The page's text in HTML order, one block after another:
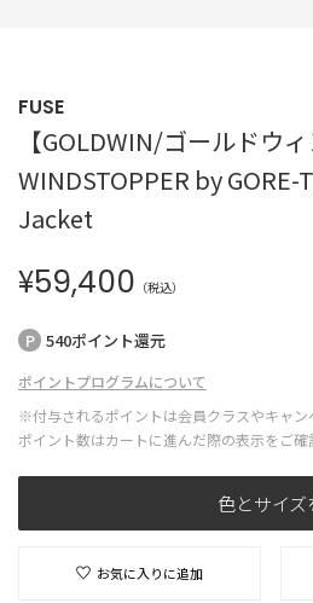
FUSE
【GOLDWIN/ゴールドウィ
WINDSTOPPER by GORE-
Jacket
¥59,400 （税込）
540ポイント還元
ポイントプログラムについて
※付与されるポイントは会員クラスやキャ
ポイント数はカートに進んだ際の表示をご確
色とサイズ
お気に入りに追加